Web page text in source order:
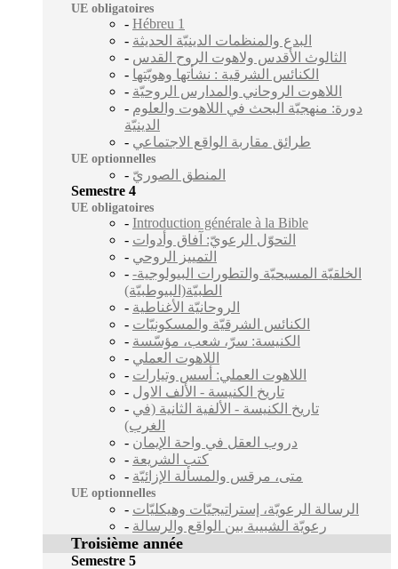
UE obligatoires
- Hébreu 1
- البدع والمنظمات الدينيّة الحديثة
- الثالوث الأقدس ولاهوت الروح القدس
- الكنائس الشرقية : نشأتها وهويّتها
- اللاهوت الروحاني والمدارس الروحيّة
- دورة: منهجيّة البحث في اللاهوت والعلوم
الدينيّة
- طرائق مقاربة الواقع الاجتماعي
UE optionnelles
- المنطق الصوريّ
Semestre 4
UE obligatoires
- Introduction générale à la Bible
- التحوّل الرعويّ: آفاق وأدوات
- التمييز الروحي
- الخلقيّة المسيحيّة والتطورات البيولوجية-
الطبيّة(البيوطبيّة)
- الروحانيّة الأغناطية
- الكنائس الشرقيّة والمسكونيّات
- الكنيسة: سرّ، شعب، مؤسّسة
- اللاهوت العملي
- اللاهوت العملي: أسس وتيارات
- تاريخ الكنيسة - الألف الاول
- تاريخ الكنيسة - الألفية الثانية (في
الغرب)
- دروب العقل في واحة الإيمان
- كتب الشريعة
- متى، مرقس والمسألة الإزائيّة
UE optionnelles
- الرسالة الرعويّة، إستراتيجيّات وهيكليّات
- رعويّة الشبيبة بين الواقع والرسالة
Troisième année
Semestre 5